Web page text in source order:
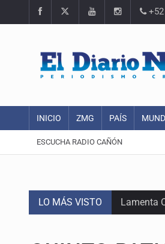
+52
INICIO ZMG PAÍS
ESCUCHA RADIO CAÑÓN
LO MÁS VISTO Lamenta